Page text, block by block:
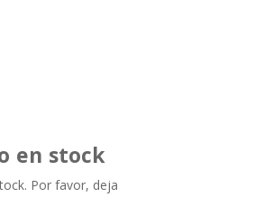
en stock
Por favor, deja